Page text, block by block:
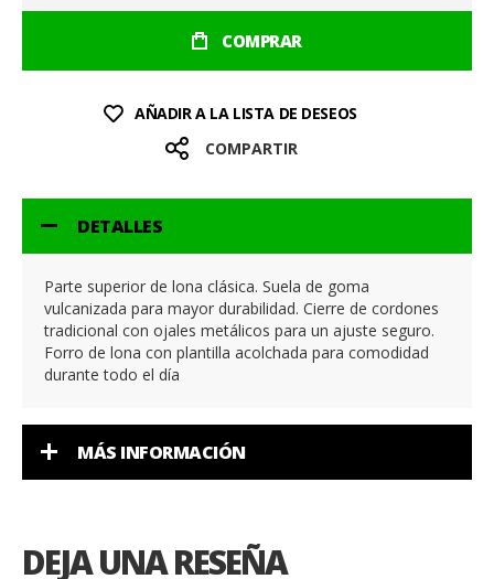
COMPRAR
AÑADIR A LA LISTA DE DESEOS
COMPARTIR
DETALLES
Parte superior de lona clásica. Suela de goma
vulcanizada para mayor durabilidad. Cierre de cordones
tradicional con ojales metálicos para un ajuste seguro.
Forro de lona con plantilla acolchada para comodidad
durante todo el día
MÁS INFORMACIÓN
DEJA UNA RESEÑA